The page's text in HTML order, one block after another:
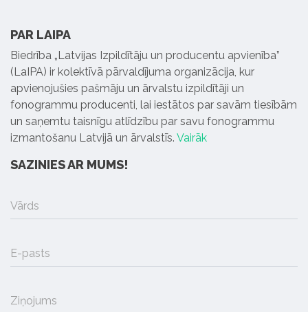
PAR LAIPA
Biedrība „Latvijas Izpildītāju un producentu apvienība”
(LaIPA) ir kolektīvā pārvaldījuma organizācija, kur
apvienojušies pašmāju un ārvalstu izpildītāji un
fonogrammu producenti, lai iestātos par savām tiesībām
un saņemtu taisnīgu atlīdzību par savu fonogrammu
izmantošanu Latvijā un ārvalstīs. Vairāk
SAZINIES AR MUMS!
Vārds
E-pasts
Ziņojums